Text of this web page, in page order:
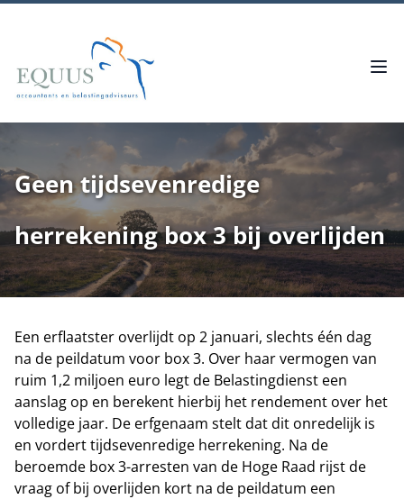
Geen tijdsevenredige
herrekening box 3 bij overlijden
Een erflaatster overlijdt op 2 januari, slechts één dag
na de peildatum voor box 3. Over haar vermogen van
ruim 1,2 miljoen euro legt de Belastingdienst een
aanslag op en berekent hierbij het rendement over het
volledige jaar. De erfgenaam stelt dat dit onredelijk is
en vordert tijdsevenredige herrekening. Na de
beroemde box 3-arresten van de Hoge Raad rijst de
vraag of bij overlijden kort na de peildatum een